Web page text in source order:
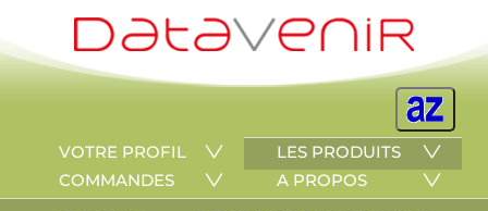
VOTRE PROFIL
LES PRODUITS
COMMANDES
A PROPOS